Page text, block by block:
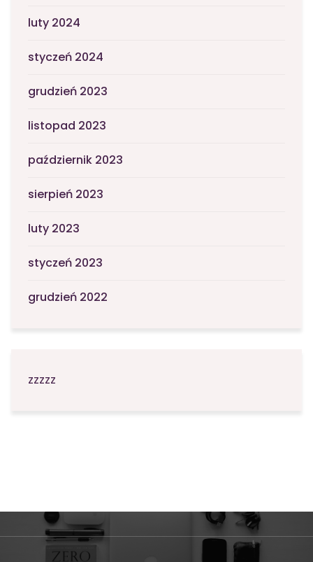
luty 2024
styczeń 2024
grudzień 2023
listopad 2023
październik 2023
sierpień 2023
luty 2023
styczeń 2023
grudzień 2022
zzzzz